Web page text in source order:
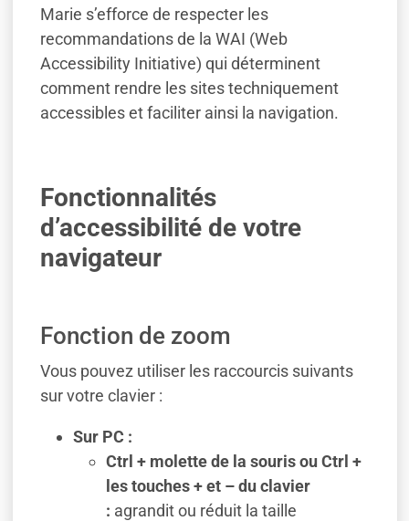
Marie s’efforce de respecter les
recommandations de la WAI (Web
Accessibility Initiative) qui déterminent
comment rendre les sites techniquement
accessibles et faciliter ainsi la navigation.
Fonctionnalités
d’accessibilité de votre
navigateur
Fonction de zoom
Vous pouvez utiliser les raccourcis suivants
sur votre clavier :
Sur PC :
Ctrl + molette de la souris ou Ctrl +
les touches + et – du clavier
: agrandit ou réduit la taille